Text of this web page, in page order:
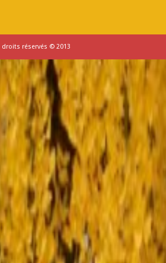
droits réservés © 2013